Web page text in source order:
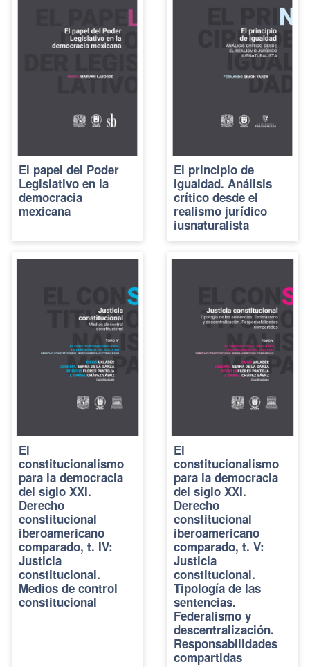
El papel del Poder
Legislativo en la
democracia
mexicana
El principio de
igualdad. Análisis
crítico desde el
realismo jurídico
iusnaturalista
El
constitucionalismo
para la democracia
del siglo XXI.
Derecho
constitucional
iberoamericano
comparado, t. IV:
Justicia
constitucional.
Medios de control
constitucional
El
constitucionalismo
para la democracia
del siglo XXI.
Derecho
constitucional
iberoamericano
comparado, t. V:
Justicia
constitucional.
Tipología de las
sentencias.
Federalismo y
descentralización.
Responsabilidades
compartidas